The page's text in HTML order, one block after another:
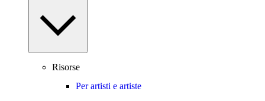
Risorse
Per artisti e artiste